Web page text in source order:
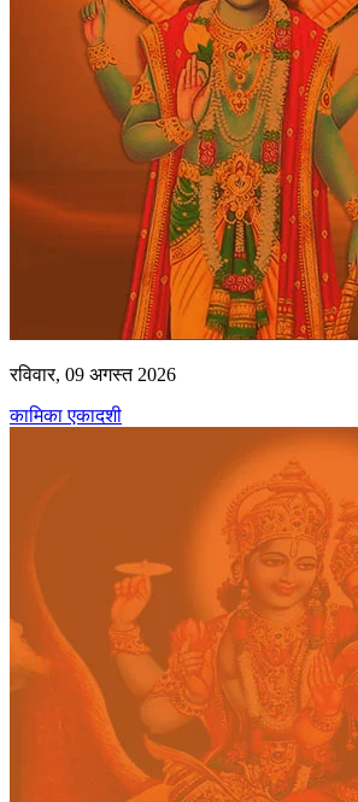
रविवार, 09 अगस्त 2026
कामिका एकादशी